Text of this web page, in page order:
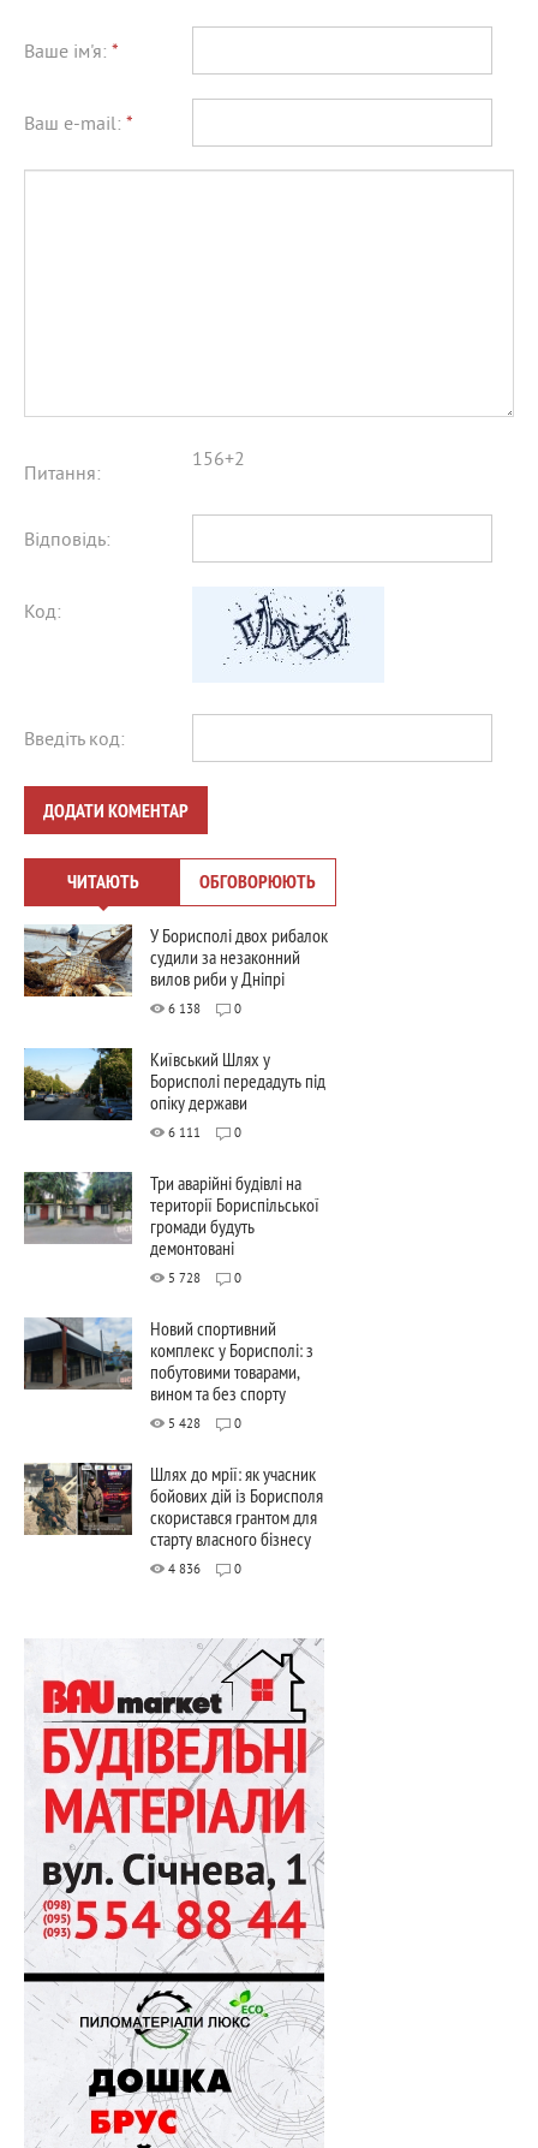
Ваше ім'я: *
Ваш e-mail: *
Питання:
156+2
Відповідь:
Код:
Введіть код:
ДОДАТИ КОМЕНТАР
ЧИТАЮТЬ ОБГОВОРЮЮТЬ
У Борисполі двох рибалок
судили за незаконний
вилов риби у Дніпрі
6 138 0
Київський Шлях у
Борисполі передадуть під
опіку держави
6 111 0
Три аварійні будівлі на
території Бориспільської
громади будуть
демонтовані
5 728 0
Новий спортивний
комплекс у Борисполі: з
побутовими товарами,
вином та без спорту
5 428 0
Шлях до мрії: як учасник
бойових дій із Борисполя
скористався грантом для
старту власного бізнесу
4 836 0